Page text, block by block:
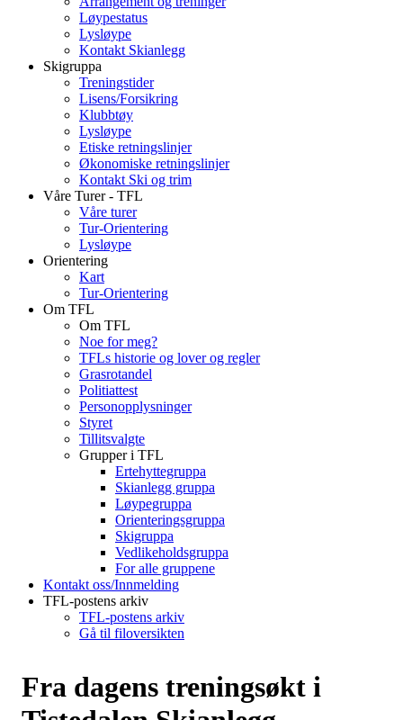
Løypestatus
Lysløype
Kontakt Skianlegg
Skigruppa
Treningstider
Lisens/Forsikring
Klubbtøy
Lysløype
Etiske retningslinjer
Økonomiske retningslinjer
Kontakt Ski og trim
Våre Turer - TFL
Våre turer
Tur-Orientering
Lysløype
Orientering
Kart
Tur-Orientering
Om TFL
Om TFL
Noe for meg?
TFLs historie og lover og regler
Grasrotandel
Politiattest
Personopplysninger
Styret
Tillitsvalgte
Grupper i TFL
Ertehyttegruppa
Skianlegg gruppa
Løypegruppa
Orienteringsgruppa
Skigruppa
Vedlikeholdsgruppa
For alle gruppene
Kontakt oss/Innmelding
TFL-postens arkiv
TFL-postens arkiv
Gå til filoversikten
Fra dagens treningsøkt i